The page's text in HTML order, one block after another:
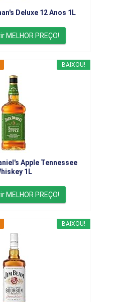
Deluxe 12 Anos 1L
MELHOR PREÇO!
BAIXOU!
Apple Tennessee
1L
MELHOR PREÇO!
BAIXOU!